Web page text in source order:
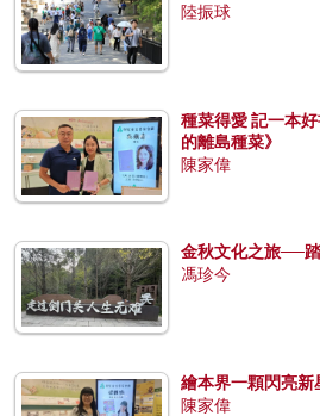
陸振球
種菜得愛 記一本
的離島種菜》
陳家偉
金秋文化之旅──
馮珍今
繪本界一顆閃亮新
陳家偉